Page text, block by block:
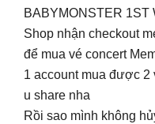
BABYMONSTER 1ST
Shop nhận checkout
để mua vé concert
1 account mua được 2
u share nha
Rồi sao mình không